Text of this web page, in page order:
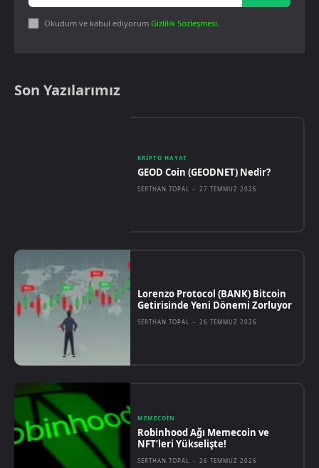
Okudum ve kabul ediyorum Gizlilik Sözleşmesi.
Son Yazılarımız
KRIPTO HAYAT
GEOD Coin (GEODNET) Nedir?
SERTHAN TOPAL - 27 TEMMUZ 2026
Lorenzo Protocol (BANK) Bitcoin
Getirisinde Yeni Dönemi Zorluyor
SERTHAN TOPAL - 26 TEMMUZ 2026
MEMECOIN
Robinhood Ağı Memecoin ve
NFT’leri Yükselişte!
SERTHAN TOPAL - 26 TEMMUZ 2026